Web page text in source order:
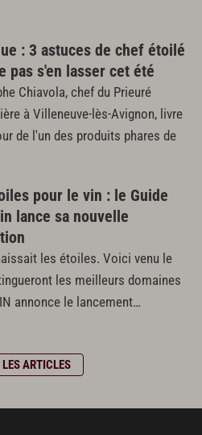
: 3 astuces de chef étoilé
pas s'en lasser cet été
Chiavola, chef du Prieuré
à Villeneuve-lès-Avignon, livre
de l'un des produits phares de
pour le vin : le Guide
lance sa nouvelle
les étoiles. Voici venu le
les meilleurs domaines
annonce le lancement…
ARTICLES